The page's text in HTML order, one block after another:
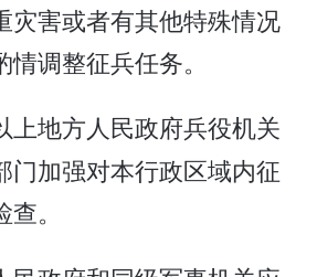
灾害或者有其他特殊情况
调整征兵任务。
地方人民政府兵役机关
门加强对本行政区域内征
。